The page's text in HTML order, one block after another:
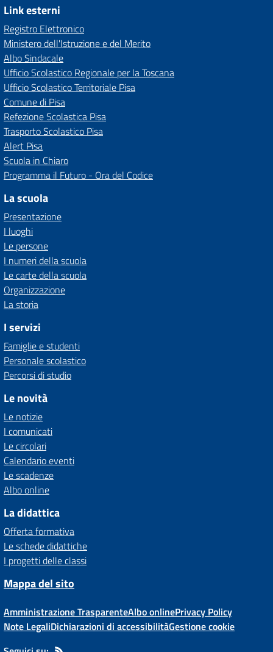
Link esterni
Registro Elettronico
Ministero dell'Istruzione e del Merito
Albo Sindacale
Ufficio Scolastico Regionale per la Toscana
Ufficio Scolastico Territoriale Pisa
Comune di Pisa
Refezione Scolastica Pisa
Trasporto Scolastico Pisa
Alert Pisa
Scuola in Chiaro
Programma il Futuro - Ora del Codice
La scuola
Presentazione
I luoghi
Le persone
I numeri della scuola
Le carte della scuola
Organizzazione
La storia
I servizi
Famiglie e studenti
Personale scolastico
Percorsi di studio
Le novità
Le notizie
I comunicati
Le circolari
Calendario eventi
Le scadenze
Albo online
La didattica
Offerta formativa
Le schede didattiche
I progetti delle classi
Mappa del sito
Amministrazione TrasparenteAlbo onlinePrivacy Policy
Note LegaliDichiarazioni di accessibilitàGestione cookie